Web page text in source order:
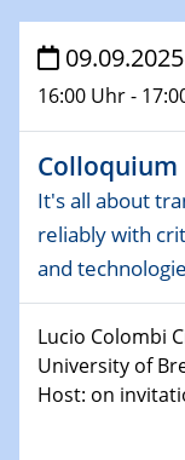
Veranstaltungen
30.11.-0001 -
SFB/TRR 247
08.01.2025
Shaping the
world
14.01.2025
SFB 1242
09.09.2025
16:00 Uhr -
Colloquium
It's all about
reliably with
and
Lucio Colombi
University of
Host: on